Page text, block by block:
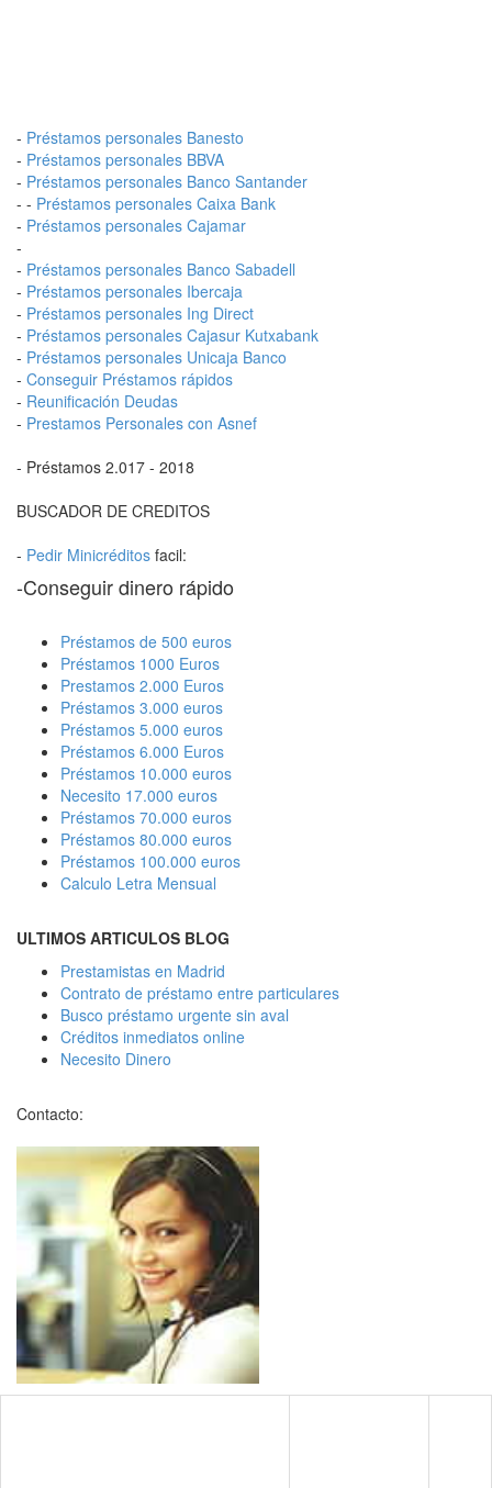
- Préstamos personales Banesto
- Préstamos personales BBVA
- Préstamos personales Banco Santander
- - Préstamos personales Caixa Bank
- Préstamos personales Cajamar
-
- Préstamos personales Banco Sabadell
- Préstamos personales Ibercaja
- Préstamos personales Ing Direct
- Préstamos personales Cajasur Kutxabank
- Préstamos personales Unicaja Banco
- Conseguir Préstamos rápidos
- Reunificación Deudas
- Prestamos Personales con Asnef
- Préstamos 2.017 - 2018
BUSCADOR DE CREDITOS
- Pedir Minicréditos facil:
-Conseguir dinero rápido
Préstamos de 500 euros
Préstamos 1000 Euros
Prestamos 2.000 Euros
Préstamos 3.000 euros
Préstamos 5.000 euros
Préstamos 6.000 Euros
Préstamos 10.000 euros
Necesito 17.000 euros
Préstamos 70.000 euros
Préstamos 80.000 euros
Préstamos 100.000 euros
Calculo Letra Mensual
ULTIMOS ARTICULOS BLOG
Prestamistas en Madrid
Contrato de préstamo entre particulares
Busco préstamo urgente sin aval
Créditos inmediatos online
Necesito Dinero
Contacto: